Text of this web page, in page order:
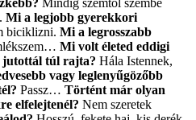
Mi a legjobb gyerekkori
biciklizni. Mi a legrosszabb
Mi volt életed eddigi
jutottál túl rajta? Hála Istennek,
vagy leglenyűgözőbb
Passz… Történt már olyan
elfelejtenél? Nem szeretek